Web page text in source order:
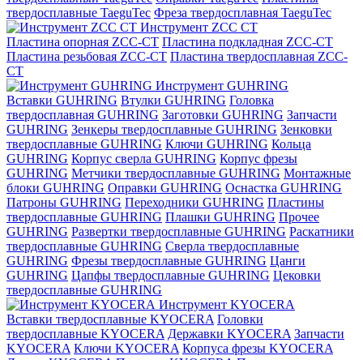
твердосплавные TaeguTec Фреза твердосплавная TaeguTec
Инструмент ZCС CT
Пластина опорная ZCC-CT Пластина подкладная ZCC-CT
Пластина резьбовая ZCC-CT Пластина твердосплавная ZCC-
CT
Инструмент GUHRING
Вставки GUHRING Втулки GUHRING Головка
твердосплавная GUHRING Заготовки GUHRING Запчасти
GUHRING Зенкеры твердосплавные GUHRING Зенковки
твердосплавные GUHRING Ключи GUHRING Кольца
GUHRING Корпус сверла GUHRING Корпус фрезы
GUHRING Метчики твердосплавные GUHRING Монтажные
блоки GUHRING Оправки GUHRING Оснастка GUHRING
Патроны GUHRING Переходники GUHRING Пластины
твердосплавные GUHRING Плашки GUHRING Прочее
GUHRING Развертки твердосплавные GUHRING Раскатники
твердосплавные GUHRING Сверла твердосплавные
GUHRING Фрезы твердосплавные GUHRING Цанги
GUHRING Цапфы твердосплавные GUHRING Цековки
твердосплавные GUHRING
Инструмент KYOCERA
Вставки твердосплавные KYOCERA Головки
твердосплавные KYOCERA Державки KYOCERA Запчасти
KYOCERA Ключи KYOCERA Корпуса фрезы KYOCERA